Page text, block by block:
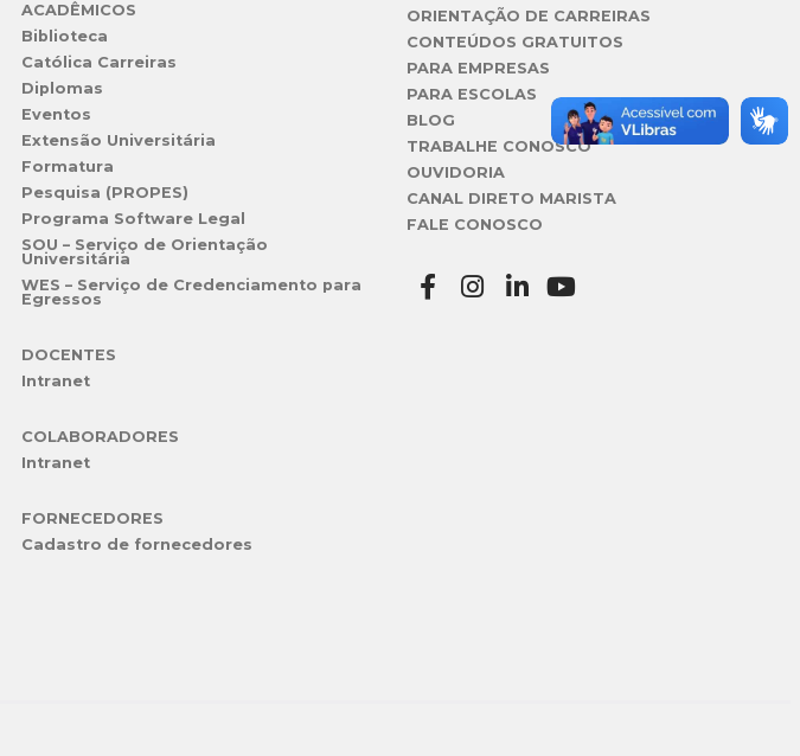
ACADÊMICOS
Biblioteca
Católica Carreiras
Diplomas
Eventos
Extensão Universitária
Formatura
Pesquisa (PROPES)
Programa Software Legal
SOU – Serviço de Orientação
Universitária
WES – Serviço de Credenciamento para
Egressos
DOCENTES
Intranet
COLABORADORES
Intranet
FORNECEDORES
Cadastro de fornecedores
ORIENTAÇÃO DE CARREIRAS
CONTEÚDOS GRATUITOS
PARA EMPRESAS
PARA ESCOLAS
BLOG
TRABALHE CONOSCO
OUVIDORIA
CANAL DIRETO MARISTA
FALE CONOSCO